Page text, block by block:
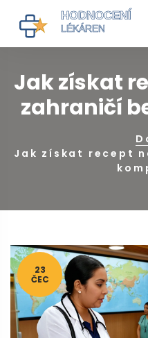
Jak získat
zahraničí
Jak získat recept
23
ČEC